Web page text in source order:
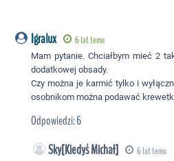
Igralux 6 lat temu
Mam pytanie. Chciałbym mieć 2
dodatkowej obsady.
Czy można je karmić tylko i
osobnikom można podawać
Odpowiedzi:6
Sky[Kiedyś Michał] 6 lat temu